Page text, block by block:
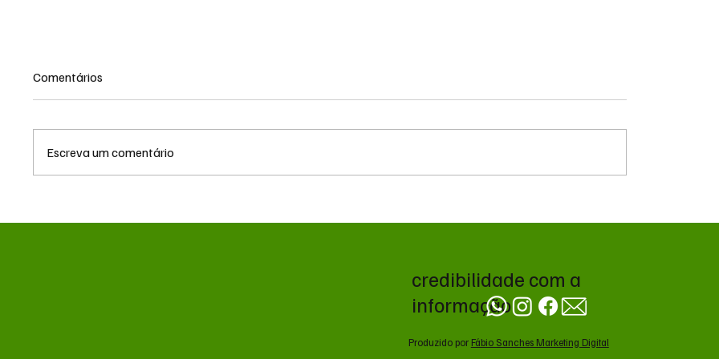
Comentários
Escreva um comentário
credibilidade com a
informação
Produzido por Fábio Sanches Marketing Digital